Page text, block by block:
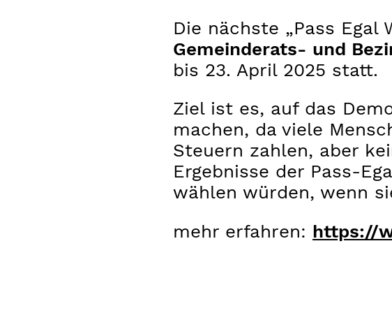
Die nächste „Pass Egal
Gemeinderats- und
bis 23. April 2025 statt.
Ziel ist es, auf das
machen, da viele
Steuern zahlen, aber
Ergebnisse der Pass-
wählen würden, wenn
mehr erfahren: https://